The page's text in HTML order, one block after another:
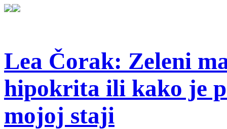
Lea Čorak: Zeleni
hipokrita ili kako je
mojoj staji